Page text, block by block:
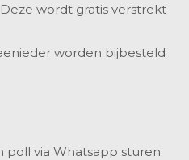
wordt gratis verstrekt
worden bijbesteld
via Whatsapp sturen